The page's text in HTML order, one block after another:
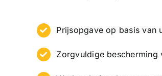
Prijsopgave op basis van
Zorgvuldige bescherming